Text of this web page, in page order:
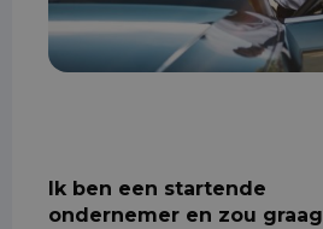
Ik ben een startende
ondernemer en zou graag